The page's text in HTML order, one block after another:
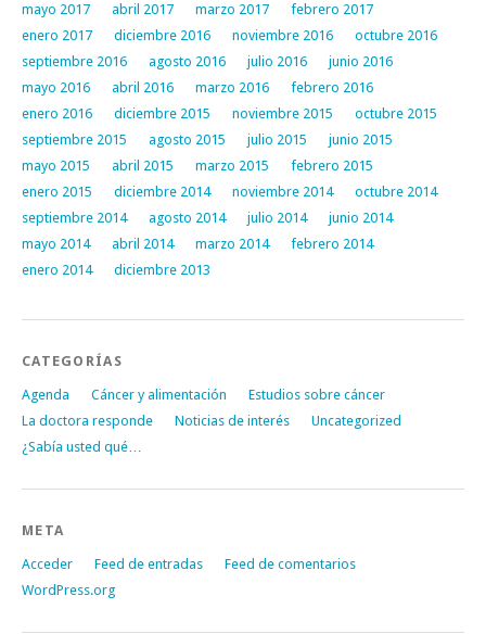
mayo 2017
abril 2017 marzo 2017
febrero 2017
enero 2017
diciembre 2016 noviembre 2016
octubre 2016
septiembre 2016
agosto 2016 julio 2016
junio 2016
mayo 2016
abril 2016 marzo 2016
febrero 2016
enero 2016
diciembre 2015 noviembre 2015
octubre 2015
septiembre 2015
agosto 2015 julio 2015
junio 2015
mayo 2015
abril 2015 marzo 2015
febrero 2015
enero 2015
diciembre 2014 noviembre 2014
octubre 2014
septiembre 2014
agosto 2014 julio 2014
junio 2014
mayo 2014
abril 2014 marzo 2014
febrero 2014
enero 2014
diciembre 2013
CATEGORÍAS
Agenda Cáncer y alimentación
Estudios sobre cáncer
La doctora responde
Noticias de interés
Uncategorized
¿Sabía usted qué…
META
Acceder Feed de entradas
Feed de comentarios
WordPress.org